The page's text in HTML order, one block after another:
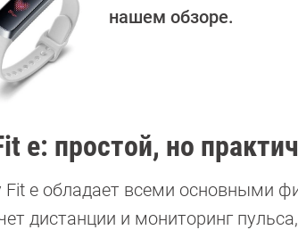
нашем обзоре.
e: простой, но
Fit e обладает всеми основными
дистанции и мониторинг